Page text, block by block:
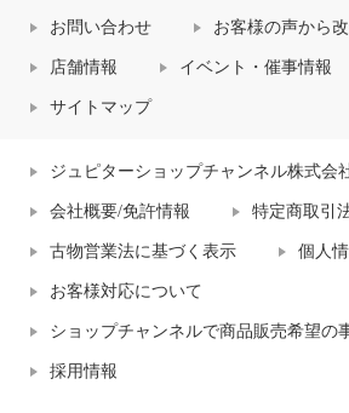
お問い合わせ お客様の声から
店舗情報 イベント・催事情報
サイトマップ
ジュピターショップチャンネル株式会
会社概要/免許情報 特定商取引
古物営業法に基づく表示 個人
お客様対応について
ショップチャンネルで商品販売希望の
採用情報